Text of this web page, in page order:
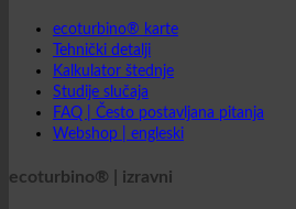
ecoturbino® karte
Tehnički detalji
Kalkulator štednje
Studije slučaja
FAQ | Često postavljana pitanja